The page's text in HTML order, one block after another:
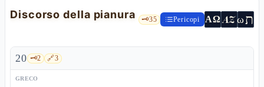
Discorso della pianura 🗝️35 Pericopi ΑΩ AZωת
20 🗝️2 🔗3
GRECO